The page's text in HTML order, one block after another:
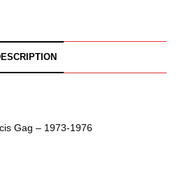
Gag – 1973-1976